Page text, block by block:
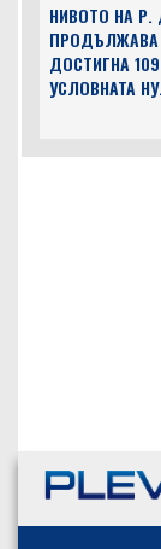
НИВОТО НА Р.
ДОСТИГНА
УСЛОВНАТА